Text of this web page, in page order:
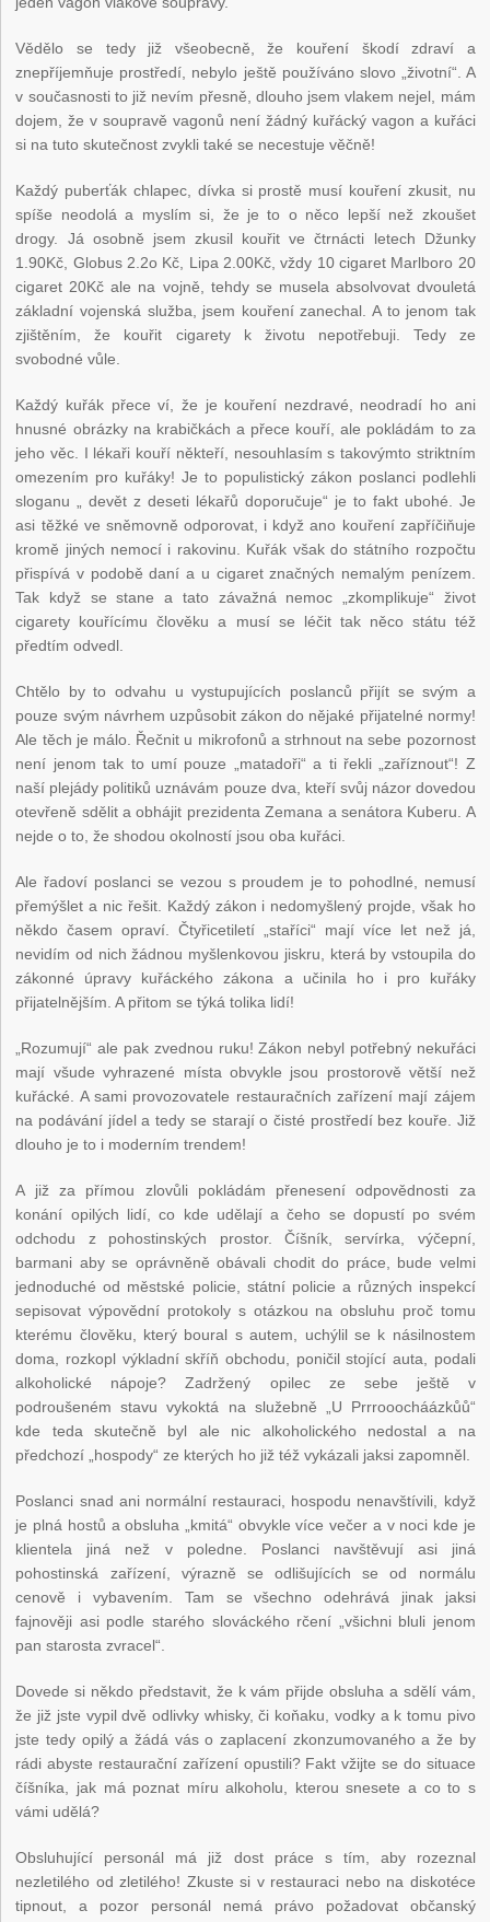
Vědělo se tedy již všeobecně, že kouření škodí zdraví a
znepříjemňuje prostředí, nebylo ještě používáno slovo „životní“. A
v současnosti to již nevím přesně, dlouho jsem vlakem nejel, mám
dojem, že v soupravě vagonů není žádný kuřácký vagon a kuřáci
si na tuto skutečnost zvykli také se necestuje věčně!
Každý puberťák chlapec, dívka si prostě musí kouření zkusit, nu
spíše neodolá a myslím si, že je to o něco lepší než zkoušet
drogy. Já osobně jsem zkusil kouřit ve čtrnácti letech Džunky
1.90Kč, Globus 2.2o Kč, Lipa 2.00Kč, vždy 10 cigaret Marlboro 20
cigaret 20Kč ale na vojně, tehdy se musela absolvovat dvouletá
základní vojenská služba, jsem kouření zanechal. A to jenom tak
zjištěním, že kouřit cigarety k životu nepotřebuji. Tedy ze
svobodné vůle.
Každý kuřák přece ví, že je kouření nezdravé, neodradí ho ani
hnusné obrázky na krabičkách a přece kouří, ale pokládám to za
jeho věc. I lékaři kouří někteří, nesouhlasím s takovýmto striktním
omezením pro kuřáky! Je to populistický zákon poslanci podlehli
sloganu „ devět z deseti lékařů doporučuje“ je to fakt ubohé. Je
asi těžké ve sněmovně odporovat, i když ano kouření zapříčiňuje
kromě jiných nemocí i rakovinu. Kuřák však do státního rozpočtu
přispívá v podobě daní a u cigaret značných nemalým penízem.
Tak když se stane a tato závažná nemoc „zkomplikuje“ život
cigarety kouřícímu člověku a musí se léčit tak něco státu též
předtím odvedl.
Chtělo by to odvahu u vystupujících poslanců přijít se svým a
pouze svým návrhem uzpůsobit zákon do nějaké přijatelné normy!
Ale těch je málo. Řečnit u mikrofonů a strhnout na sebe pozornost
není jenom tak to umí pouze „matadoři“ a ti řekli „zaříznout“! Z
naší plejády politiků uznávám pouze dva, kteří svůj názor dovedou
otevřeně sdělit a obhájit prezidenta Zemana a senátora Kuberu. A
nejde o to, že shodou okolností jsou oba kuřáci.
Ale řadoví poslanci se vezou s proudem je to pohodlné, nemusí
přemýšlet a nic řešit. Každý zákon i nedomyšlený projde, však ho
někdo časem opraví. Čtyřicetiletí „staříci“ mají více let než já,
nevidím od nich žádnou myšlenkovou jiskru, která by vstoupila do
zákonné úpravy kuřáckého zákona a učinila ho i pro kuřáky
přijatelnějším. A přitom se týká tolika lidí!
„Rozumují“ ale pak zvednou ruku! Zákon nebyl potřebný nekuřáci
mají všude vyhrazené místa obvykle jsou prostorově větší než
kuřácké. A sami provozovatele restauračních zařízení mají zájem
na podávání jídel a tedy se starají o čisté prostředí bez kouře. Již
dlouho je to i moderním trendem!
A již za přímou zlovůli pokládám přenesení odpovědnosti za
konání opilých lidí, co kde udělají a čeho se dopustí po svém
odchodu z pohostinských prostor. Číšník, servírka, výčepní,
barmani aby se oprávněně obávali chodit do práce, bude velmi
jednoduché od městské policie, státní policie a různých inspekcí
sepisovat výpovědní protokoly s otázkou na obsluhu proč tomu
kterému člověku, který boural s autem, uchýlil se k násilnostem
doma, rozkopl výkladní skříň obchodu, poničil stojící auta, podali
alkoholické nápoje? Zadržený opilec ze sebe ještě v
podroušeném stavu vykoktá na služebně „U Prrrooocháázkůů“
kde teda skutečně byl ale nic alkoholického nedostal a na
předchozí „hospody“ ze kterých ho již též vykázali jaksi zapomněl.
Poslanci snad ani normální restauraci, hospodu nenavštívili, když
je plná hostů a obsluha „kmitá“ obvykle více večer a v noci kde je
klientela jiná než v poledne. Poslanci navštěvují asi jiná
pohostinská zařízení, výrazně se odlišujících se od normálu
cenově i vybavením. Tam se všechno odehrává jinak jaksi
fajnověji asi podle starého slováckého rčení „všichni bluli jenom
pan starosta zvracel“.
Dovede si někdo představit, že k vám přijde obsluha a sdělí vám,
že již jste vypil dvě odlivky whisky, či koňaku, vodky a k tomu pivo
jste tedy opilý a žádá vás o zaplacení zkonzumovaného a že by
rádi abyste restaurační zařízení opustili? Fakt vžijte se do situace
číšníka, jak má poznat míru alkoholu, kterou snesete a co to s
vámi udělá?
Obsluhující personál má již dost práce s tím, aby rozeznal
nezletilého od zletilého! Zkuste si v restauraci nebo na diskotéce
tipnout, a pozor personál nemá právo požadovat občanský